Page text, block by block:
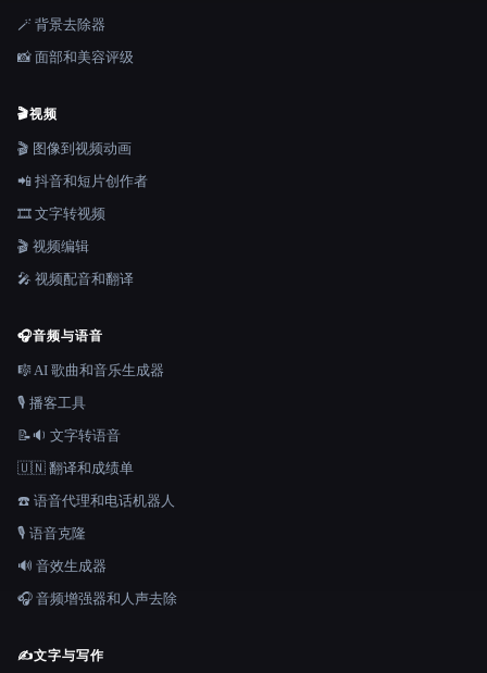
🪄 背景去除器
📸 面部和美容评级
🎬视频
🎬 图像到视频动画
📲 抖音和短片创作者
🎞️ 文字转视频
🎬 视频编辑
🎤 视频配音和翻译
🎧音频与语音
🎼 AI 歌曲和音乐生成器
🎙️ 播客工具
📝🔉 文字转语音
🇺🇳 翻译和成绩单
☎️ 语音代理和电话机器人
🎙️ 语音克隆
🔊 音效生成器
🎧 音频增强器和人声去除
✍️文字与写作